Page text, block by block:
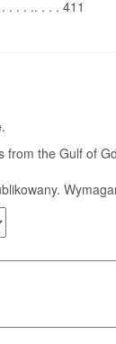
. . . .. . . . 411
from the Gulf of